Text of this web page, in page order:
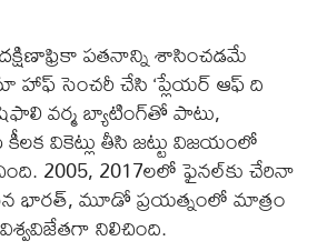
దక్షిణాఫ్రికా పతనాన్ని శాసించడమే
హాఫ్ సెంచరీ చేసి ‘ప్లేయర్ ఆఫ్ ది
వర్మ బ్యాటింగ్‌తో పాటు,
వికెట్లు తీసి జట్టు విజయంలో
2005, 2017లలో ఫైనల్‌కు చేరినా
భారత్, మూడో ప్రయత్నంలో మాత్రం
నిలిచింది.